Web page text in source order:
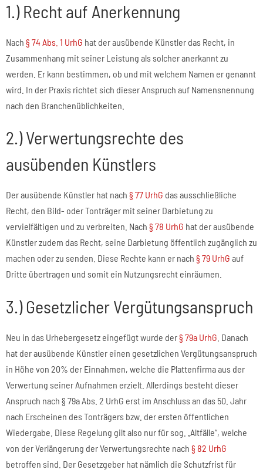
1.) Recht auf Anerkennung
Nach § 74 Abs. 1 UrhG hat der ausübende Künstler das Recht, in
Zusammenhang mit seiner Leistung als solcher anerkannt zu
werden. Er kann bestimmen, ob und mit welchem Namen er genannt
wird. In der Praxis richtet sich dieser Anspruch auf Namensnennung
nach den Branchenüblichkeiten.
2.) Verwertungsrechte des
ausübenden Künstlers
Der ausübende Künstler hat nach § 77 UrhG das ausschließliche
Recht, den Bild- oder Tonträger mit seiner Darbietung zu
vervielfältigen und zu verbreiten. Nach § 78 UrhG hat der ausübende
Künstler zudem das Recht, seine Darbietung öffentlich zugänglich zu
machen oder zu senden. Diese Rechte kann er nach § 79 UrhG auf
Dritte übertragen und somit ein Nutzungsrecht einräumen.
3.) Gesetzlicher Vergütungsanspruch
Neu in das Urhebergesetz eingefügt wurde der§ 79a UrhG . Danach
hat der ausübende Künstler einen gesetzlichen Vergütungsanspruch
in Höhe von 20% der Einnahmen, welche die Plattenfirma aus der
Verwertung seiner Aufnahmen erzielt. Allerdings besteht dieser
Anspruch nach § 79a Abs. 2 UrhG erst im Anschluss an das 50. Jahr
nach Erscheinen des Tonträgers bzw. der ersten öffentlichen
Wiedergabe. Diese Regelung gilt also nur für sog. „Altfälle“, welche
von der Verlängerung der Verwertungsrechte nach § 82 UrhG
betroffen sind. Der Gesetzgeber hat nämlich die Schutzfrist für